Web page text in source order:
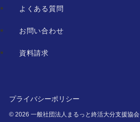
よくある質問
お問い合わせ
資料請求
©2026 一般社団法人まるっと終活大分支援協会
プライバシーポリシー